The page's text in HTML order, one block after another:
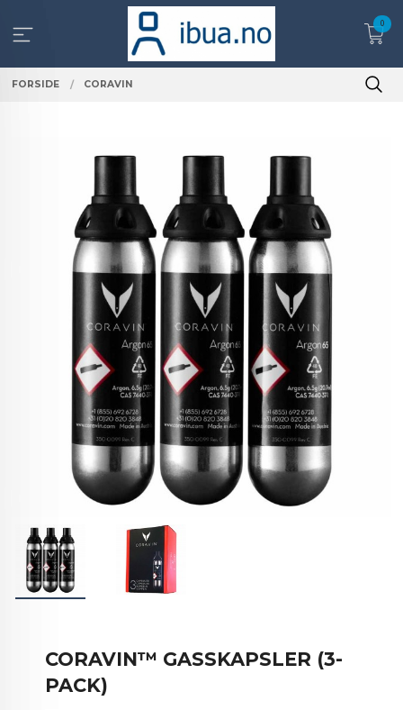
innholdet
0
FORSIDE CORAVIN
CORAVIN™ GASSKAPSLER (3-
PACK)